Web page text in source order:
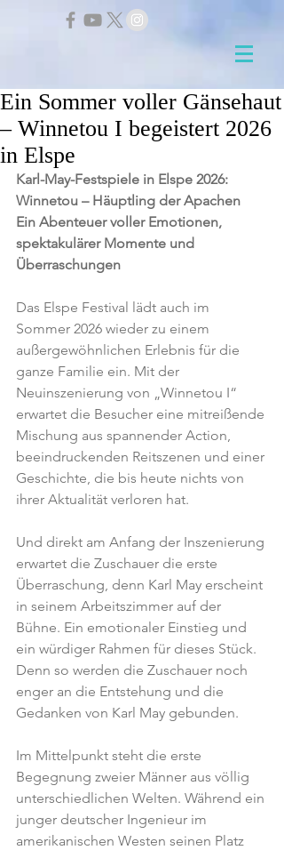
Ein Sommer voller Gänsehaut
– Winnetou I begeistert 2026
in Elspe
Karl-May-Festspiele in Elspe 2026:
Winnetou – Häuptling der Apachen
Ein Abenteuer voller Emotionen,
spektakulärer Momente und
Überraschungen
Das Elspe Festival lädt auch im
Sommer 2026 wieder zu einem
außergewöhnlichen Erlebnis für die
ganze Familie ein. Mit der
Neuinszenierung von „Winnetou I“
erwartet die Besucher eine mitreißende
Mischung aus spannender Action,
beeindruckenden Reitszenen und einer
Geschichte, die bis heute nichts von
ihrer Aktualität verloren hat.
Und direkt am Anfang der Inszenierung
erwartet die Zuschauer die erste
Überraschung, denn Karl May erscheint
in seinem Arbeitszimmer auf der
Bühne. Ein emotionaler Einstieg und
ein würdiger Rahmen für dieses Stück.
Denn so werden die Zuschauer noch
enger an die Entstehung und die
Gedanken von Karl May gebunden.
Im Mittelpunkt steht die erste
Begegnung zweier Männer aus völlig
unterschiedlichen Welten. Während ein
junger deutscher Ingenieur im
amerikanischen Westen seinen Platz